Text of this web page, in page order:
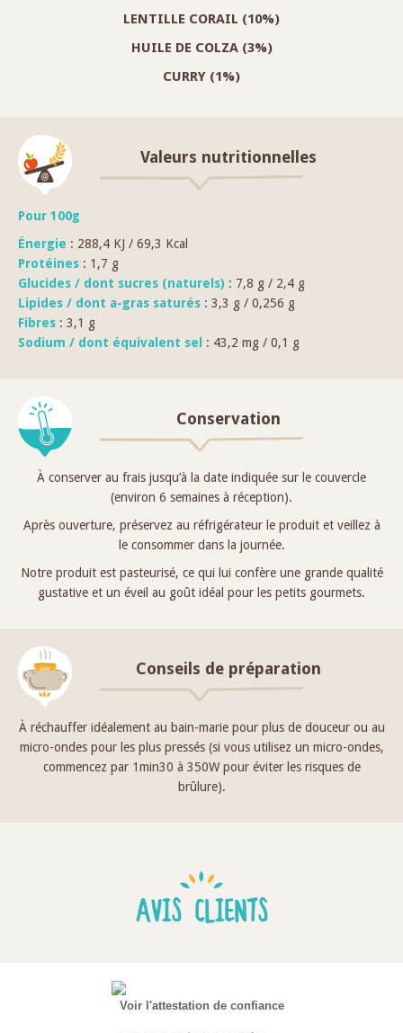
LENTILLE CORAIL (10%)
HUILE DE COLZA (3%)
CURRY (1%)
Valeurs nutritionnelles
Pour 100g
Énergie : 288,4 KJ / 69,3 Kcal
Protéines : 1,7 g
Glucides / dont sucres (naturels) : 7,8 g / 2,4 g
Lipides / dont a-gras saturés : 3,3 g / 0,256 g
Fibres : 3,1 g
Sodium / dont équivalent sel
: 43,2 mg / 0,1 g
Conservation
À conserver au frais jusqu’à la date indiquée sur le couvercle
(environ 6 semaines à réception).
Après ouverture, préservez au réfrigérateur le produit et veillez à
le consommer dans la journée.
Notre produit est pasteurisé, ce qui lui confère une grande qualité
gustative et un éveil au goût idéal pour les petits gourmets.
Conseils de préparation
À réchauffer idéalement au bain-marie pour plus de douceur ou au
micro-ondes pour les plus pressés (si vous utilisez un micro-ondes,
commencez par 1min30 à 350W pour éviter les risques de
brûlure).
AVIS CLIENTS
Voir l'attestation de confiance